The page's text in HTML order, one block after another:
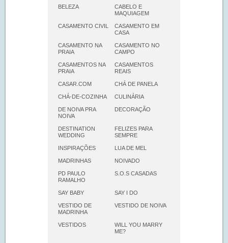
BELEZA
CABELO E
MAQUIAGEM
CASAMENTO CIVIL
CASAMENTO EM
CASA
CASAMENTO NA
PRAIA
CASAMENTO NO
CAMPO
CASAMENTOS NA
PRAIA
CASAMENTOS
REAIS
CASAR.COM CHÁ DE PANELA
CHÁ-DE-COZINHA CULINÁRIA
DE NOIVA PRA
NOIVA
DECORAÇÃO
DESTINATION
WEDDING
FELIZES PARA
SEMPRE
INSPIRAÇÕES LUA DE MEL
MADRINHAS NOIVADO
PD PAULO
RAMALHO
S.O.S CASADAS
SAY BABY SAY I DO
VESTIDO DE
MADRINHA
VESTIDO DE NOIVA
VESTIDOS
WILL YOU MARRY
ME?